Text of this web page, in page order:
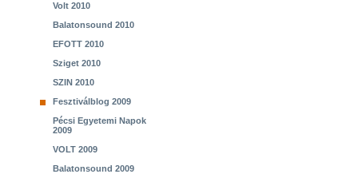
Volt 2010
Balatonsound 2010
EFOTT 2010
Sziget 2010
SZIN 2010
Fesztiválblog 2009
Pécsi Egyetemi Napok
2009
VOLT 2009
Balatonsound 2009